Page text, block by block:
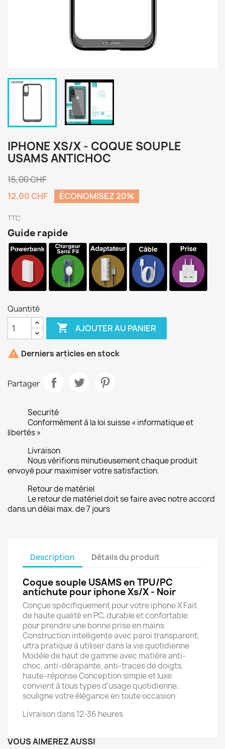
IPHONE XS/X - COQUE SOUPLE
USAMS ANTICHOC
15,00 CHF
12,00 CHF
ÉCONOMISEZ 20%
TTC
Guide rapide
Quantité
 AJOUTER AU PANIER
 Derniers articles en stock
Partager
Securité
Conformément à la loi suisse « informatique et
libertés »
Livraison
Nous vérifions minutieusement chaque produit
envoyé pour maximiser votre satisfaction.
Retour de matériel
Le retour de matériel doit se faire avec notre accord
dans un délai max. de 7 jours
Description Détails du produit
Coque souple USAMS en TPU/PC
antichute pour iphone Xs/X - Noir
Conçue spécifiquement pour votre iphone X Fait
de haute qualité en PC, durable et confortable
pour prendre une bonne prise en mains
Construction intelligente avec paroi transparent,
ultra pratique à utiliser dans la vie quotidienne
Modèle de haut de gamme avec matière anti-
choc, anti-dérapante, anti-traces de doigts,
haute-réponse Conception simple et luxe
convient à tous types d'usage quotidienne,
souligne votre élégance en toute occasion
Livraison dans 12-36 heures
VOUS AIMEREZ AUSSI